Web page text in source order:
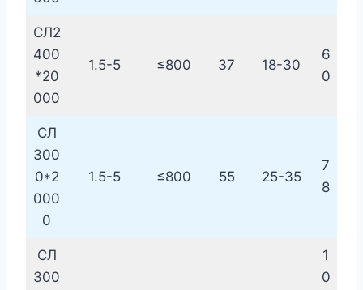
СЛ2
400
*20
000
1.5-5 ≤800 37 18-30
6
0
СЛ
300
0*2
000
0
1.5-5 ≤800 55 25-35
7
8
СЛ
300
1
0